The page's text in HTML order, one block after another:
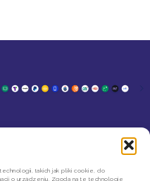
takich jak pliki cookie, do
o urządzeniu. Zgoda na te technologie
SKLEPU